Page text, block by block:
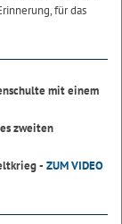
für das
mit einem
zweiten
- ZUM VIDEO